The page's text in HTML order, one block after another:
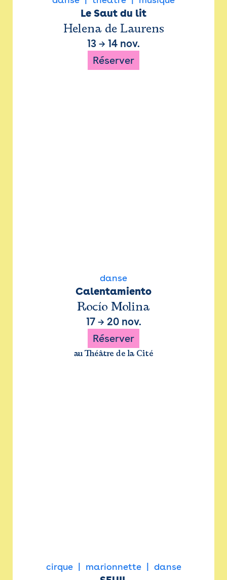
Le Saut du lit
Helena de Laurens
13 → 14 nov.
Réserver
danse
Calentamiento
Rocío Molina
17→ 20 nov.
Réserver
au Théâtre de la Cité
cirque marionnette danse